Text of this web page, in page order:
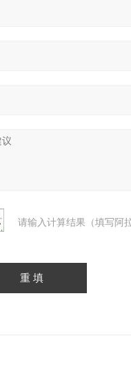
请输入计算结果（填写阿